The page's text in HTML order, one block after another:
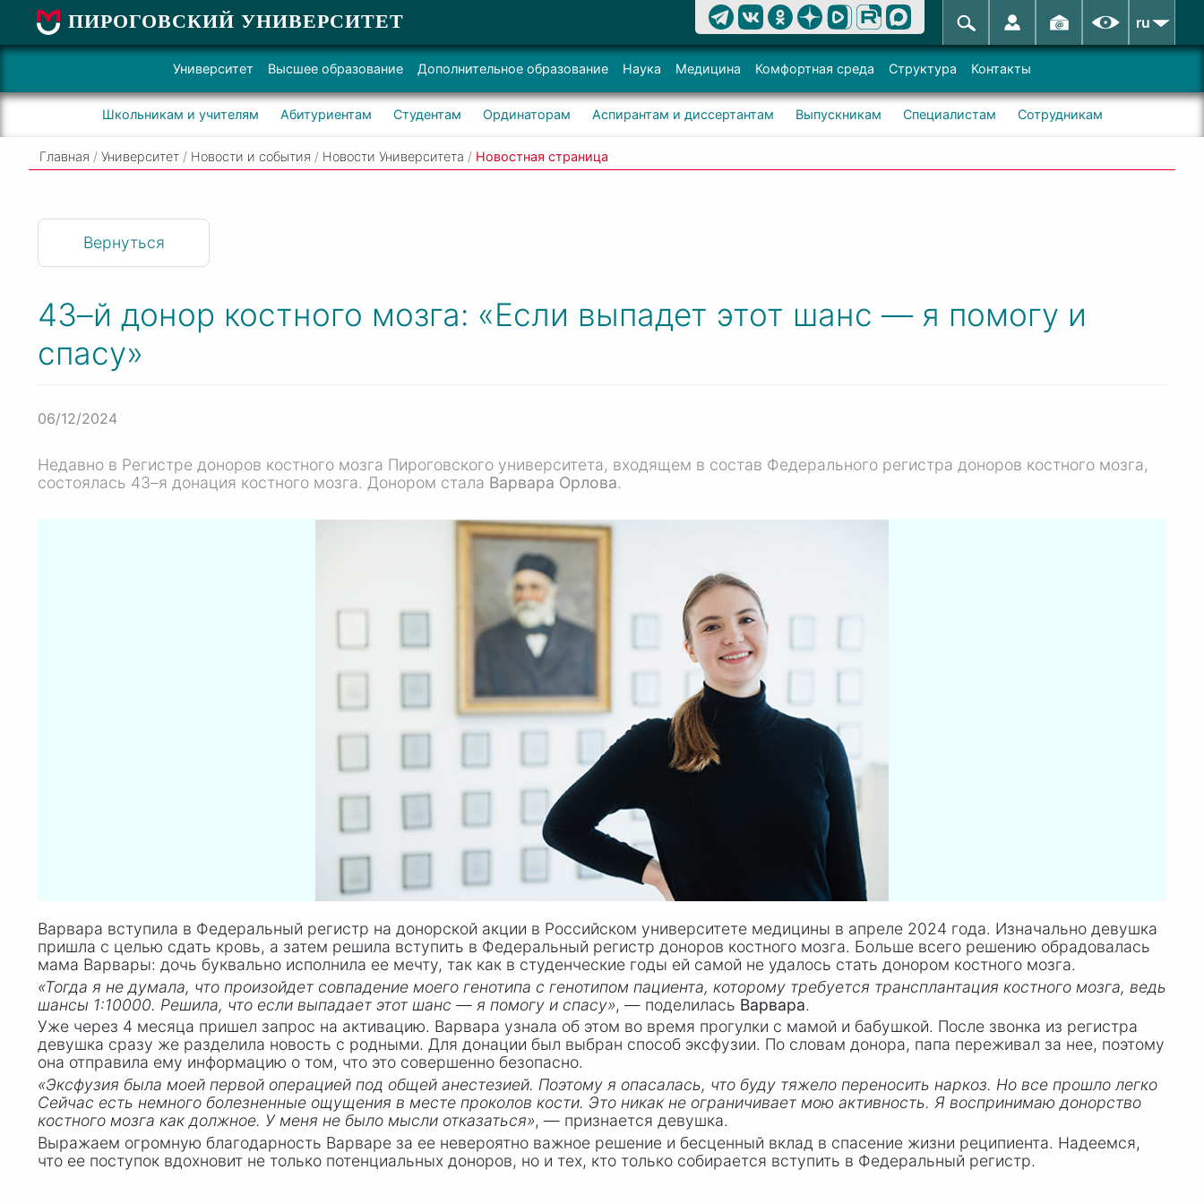
ПИРОГОВСКИЙ УНИВЕРСИТЕТ ru
Университет Высшее образование Дополнительное образование Наука Медицина Комфортная среда Структура Контакты
Школьникам и учителям Абитуриентам Студентам Ординаторам Аспирантам и диссертантам Выпускникам Специалистам Сотрудникам
Главная / Университет / Новости и события / Новости Университета / Новостная страница
43–й донор костного мозга: «Если выпадет этот шанс — я помогу и
спасу»
06/12/2024
Недавно в Регистре доноров костного мозга Пироговского университета, входящем в состав Федерального регистра доноров костного мозга,
состоялась 43–я донация костного мозга. Донором стала Варвара Орлова.
Варвара вступила в Федеральный регистр на донорской акции в Российском университете медицины в апреле 2024 года. Изначально девушка
пришла с целью сдать кровь, а затем решила вступить в Федеральный регистр доноров костного мозга. Больше всего решению обрадовалась
мама Варвары: дочь буквально исполнила ее мечту, так как в студенческие годы ей самой не удалось стать донором костного мозга.
«Тогда я не думала, что произойдет совпадение моего генотипа с генотипом пациента, которому требуется трансплантация костного мозга, ведь
шансы 1:10000. Решила, что если выпадает этот шанс — я помогу и спасу», — поделилась Варвара.
Уже через 4 месяца пришел запрос на активацию. Варвара узнала об этом во время прогулки с мамой и бабушкой. После звонка из регистра
девушка сразу же разделила новость с родными. Для донации был выбран способ эксфузии. По словам донора, папа переживал за нее, поэтому
она отправила ему информацию о том, что это совершенно безопасно.
«Эксфузия была моей первой операцией под общей анестезией. Поэтому я опасалась, что буду тяжело переносить наркоз. Но все прошло легко
Сейчас есть немного болезненные ощущения в месте проколов кости. Это никак не ограничивает мою активность. Я воспринимаю донорство
костного мозга как должное. У меня не было мысли отказаться», — признается девушка.
Выражаем огромную благодарность Варваре за ее невероятно важное решение и бесценный вклад в спасение жизни реципиента. Надеемся,
что ее поступок вдохновит не только потенциальных доноров, но и тех, кто только собирается вступить в Федеральный регистр.
Вернуться